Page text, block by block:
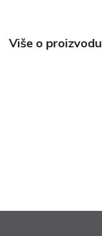
Više o proizvodu